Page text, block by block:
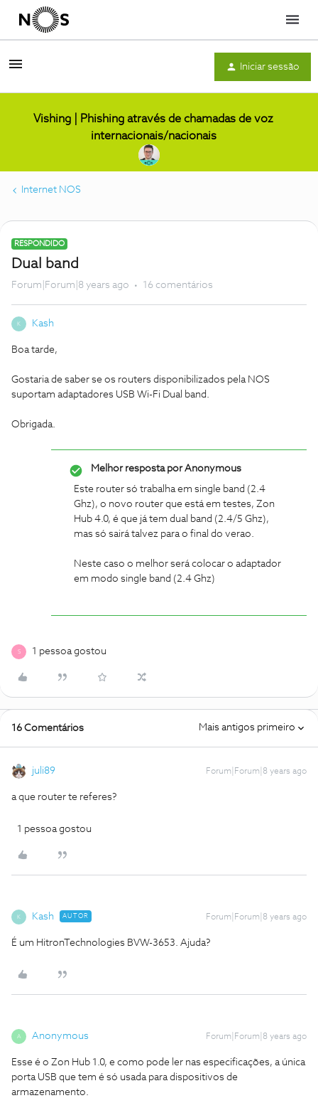
Menu
Iniciar sessão
Vishing | Phishing através de chamadas de voz
internacionais/nacionais
Internet NOS
RESPONDIDO
Dual band
Forum|Forum|8 years ago 16 comentários
K Kash
Boa tarde,
Gostaria de saber se os routers disponibilizados pela NOS
suportam adaptadores USB Wi-Fi Dual band.
Obrigada.
Melhor resposta porAnonymous
Este router só trabalha em single band (2.4
Ghz), o novo router que está em testes, Zon
Hub 4.0, é que já tem dual band (2.4/5 Ghz),
mas só sairá talvez para o final do verao.
Neste caso o melhor será colocar o adaptador
em modo single band (2.4 Ghz)
S 1 pessoa gostou
16 Comentários Mais antigos primeiro
juli89 Forum|Forum|8 years ago
a que router te referes?
1 pessoa gostou
K Kash AUTOR Forum|Forum|8 years ago
É um HitronTechnologies BVW-3653. Ajuda?
A Anonymous Forum|Forum|8 years ago
Esse é o Zon Hub 1.0, e como pode ler nas especificações, a única
porta USB que tem é só usada para dispositivos de
armazenamento.